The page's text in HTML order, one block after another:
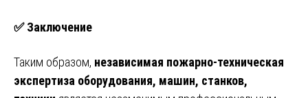
✅ Заключение
Таким образом, независимая пожарно-техническая
экспертиза оборудования, машин, станков,